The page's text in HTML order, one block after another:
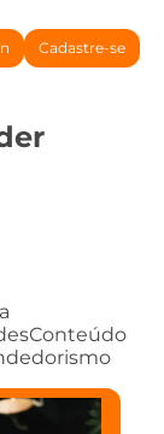
Cadastre-se
Conteúdo